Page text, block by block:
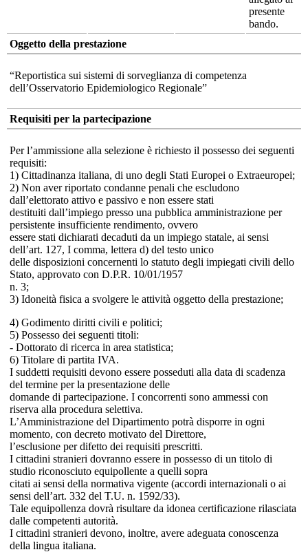
presente
bando.
Oggetto della prestazione
“Reportistica sui sistemi di sorveglianza di competenza
dell’Osservatorio Epidemiologico Regionale”
Requisiti per la partecipazione
Per l’ammissione alla selezione è richiesto il possesso dei seguenti
requisiti:
1) Cittadinanza italiana, di uno degli Stati Europei o Extraeuropei;
2) Non aver riportato condanne penali che escludono
dall’elettorato attivo e passivo e non essere stati
destituiti dall’impiego presso una pubblica amministrazione per
persistente insufficiente rendimento, ovvero
essere stati dichiarati decaduti da un impiego statale, ai sensi
dell’art. 127, I comma, lettera d) del testo unico
delle disposizioni concernenti lo statuto degli impiegati civili dello
Stato, approvato con D.P.R. 10/01/1957
n. 3;
3) Idoneità fisica a svolgere le attività oggetto della prestazione;
4) Godimento diritti civili e politici;
5) Possesso dei seguenti titoli:
- Dottorato di ricerca in area statistica;
6) Titolare di partita IVA.
I suddetti requisiti devono essere posseduti alla data di scadenza
del termine per la presentazione delle
domande di partecipazione. I concorrenti sono ammessi con
riserva alla procedura selettiva.
L’Amministrazione del Dipartimento potrà disporre in ogni
momento, con decreto motivato del Direttore,
l’esclusione per difetto dei requisiti prescritti.
I cittadini stranieri dovranno essere in possesso di un titolo di
studio riconosciuto equipollente a quelli sopra
citati ai sensi della normativa vigente (accordi internazionali o ai
sensi dell’art. 332 del T.U. n. 1592/33).
Tale equipollenza dovrà risultare da idonea certificazione rilasciata
dalle competenti autorità.
I cittadini stranieri devono, inoltre, avere adeguata conoscenza
della lingua italiana.